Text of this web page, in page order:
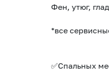
Фен, утюг,
*все
✅Спальных